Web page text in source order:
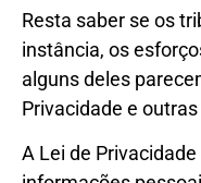
Resta saber se os
instância, os
alguns deles
Privacidade e
A Lei de